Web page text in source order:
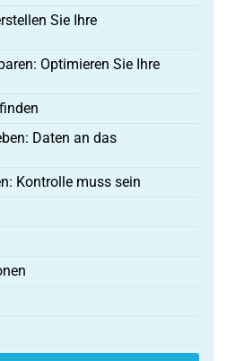
Sie Ihre
Optimieren Sie Ihre
Daten an das
Kontrolle muss sein